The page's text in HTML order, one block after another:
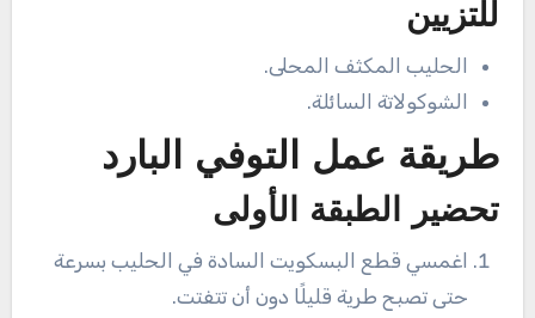
للتزيين
الحليب المكثف المحلى.
الشوكولاتة السائلة.
طريقة عمل التوفي البارد
تحضير الطبقة الأولى
اغمسي قطع البسكويت السادة في الحليب بسرعة
حتى تصبح طرية قليلًا دون أن تتفتت.